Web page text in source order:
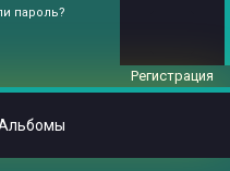
пароль?
Регистрация